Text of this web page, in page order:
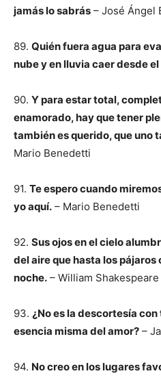
jamás lo sabrás – José Ángel
89. Quién fuera agua para
nube y en lluvia caer desde
90. Y para estar total,
enamorado, hay que tener
también es querido, que uno
Mario Benedetti
91. Te espero cuando
yo aquí. – Mario Benedetti
92. Sus ojos en el cielo
del aire que hasta los
noche. – William Shakespeare
93. ¿No es la descortesía
esencia misma del amor? –
94. No creo en los lugares